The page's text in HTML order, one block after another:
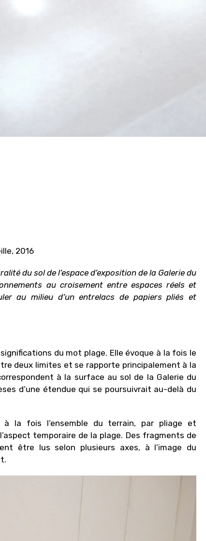
2016
du sol de l’espace d’exposition de la Galerie du
au croisement entre espaces réels et
au milieu d’un entrelacs de papiers pliés et
du mot plage. Elle évoque à la fois le
deux limites et se rapporte principalement à la
à la surface au sol de la Galerie du
d’une étendue qui se poursuivrait au-delà du
la fois l’ensemble du terrain, par pliage et
temporaire de la plage. Des fragments de
être lus selon plusieurs axes, à l’image du